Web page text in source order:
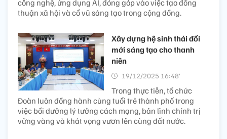
công nghệ, ứng dụng AI, đóng góp vào việc tạo đồng
thuận xã hội và cổ vũ sáng tạo trong cộng đồng.
Xây dựng hệ sinh thái đổi
mới sáng tạo cho thanh
niên
19/12/2025 16:48’
Trong thực tiễn, tổ chức
Đoàn luôn đồng hành cùng tuổi trẻ thành phố trong
việc bồi dưỡng lý tưởng cách mạng, bản lĩnh chính trị
vững vàng và khát vọng vươn lên cùng đất nước.